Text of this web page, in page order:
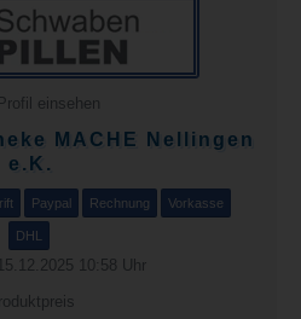
Profil einsehen
MACHE Nellingen
e.K.
Paypal Rechnung Vorkasse
DHL
10:58 Uhr